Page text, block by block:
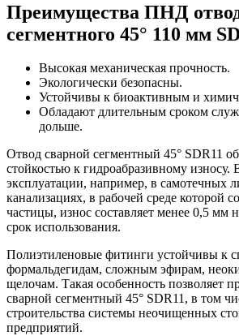
Преимущества ПНД
сегментного 45° 110 мм
Высокая механическая прочность.
Экологически безопасны.
Устойчивы к биоактивным и
Обладают длительным сроком
дольше.
Отвод сварной сегментный 45° SDR11
стойкостью к гидроабразивному износу.
эксплуатации, например, в самотечных
канализациях, в рабочей среде которой
частицы, износ составляет менее 0,5 мм
срок использования.
Полиэтиленовые фитинги устойчивы к
формальдегидам, сложным эфирам,
щелочам. Такая особенность позволяет
сварной сегментный 45° SDR11, в том
строительства системы неочищенных
предприятий.